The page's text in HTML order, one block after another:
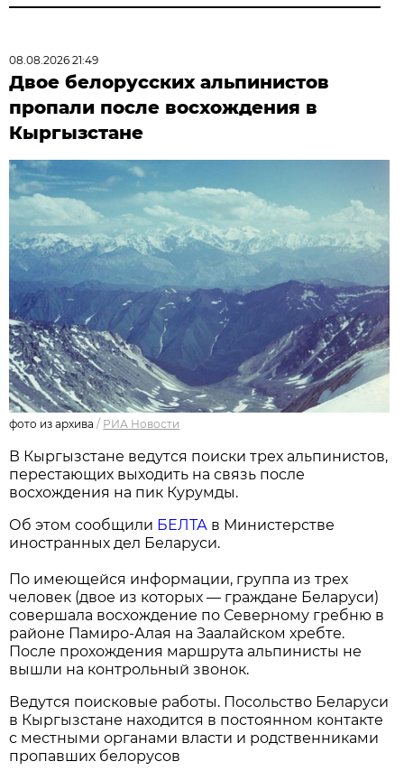
08.08.2026 21:49
Двое белорусских альпинистов
пропали после восхождения в
Кыргызстане
фото из архива / РИА Новости
В Кыргызстане ведутся поиски трех альпинистов,
перестающих выходить на связь после
восхождения на пик Курумды.
Об этом сообщили БЕЛТА в Министерстве
иностранных дел Беларуси.
По имеющейся информации, группа из трех
человек (двое из которых — граждане Беларуси)
совершала восхождение по Северному гребню в
районе Памиро-Алая на Заалайском хребте.
После прохождения маршрута альпинисты не
вышли на контрольный звонок.
Ведутся поисковые работы. Посольство Беларуси
в Кыргызстане находится в постоянном контакте
с местными органами власти и родственниками
пропавших белорусов